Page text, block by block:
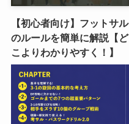
【初心者向け】フットサル
のルールを簡単に解説【ど
こよりわかりやすく！】